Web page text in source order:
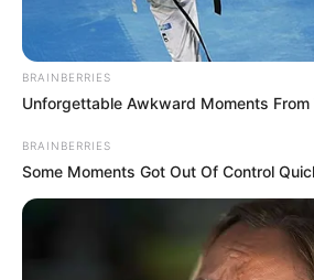
BRAINBERRIES
Unforgettable Awkward Moments From
BRAINBERRIES
Some Moments Got Out Of Control